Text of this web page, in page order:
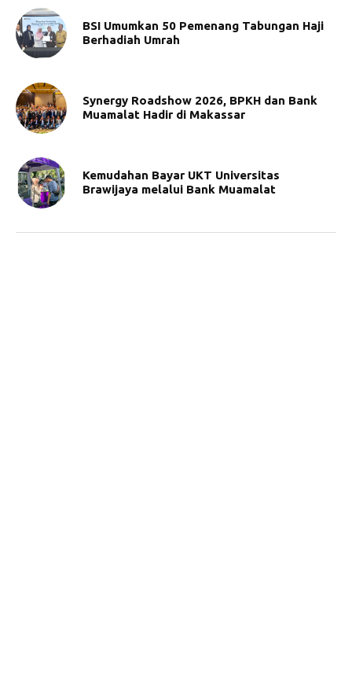
BSI Umumkan 50 Pemenang Tabungan Haji
Berhadiah Umrah
Synergy Roadshow 2026, BPKH dan Bank
Muamalat Hadir di Makassar
Kemudahan Bayar UKT Universitas
Brawijaya melalui Bank Muamalat